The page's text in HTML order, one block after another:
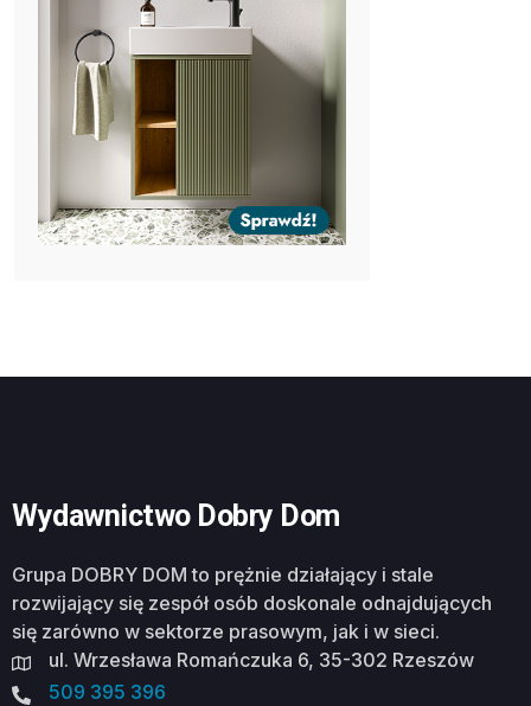
Wydawnictwo Dobry Dom
Grupa DOBRY DOM to prężnie działający i stale
rozwijający się zespół osób doskonale odnajdujących
się zarówno w sektorze prasowym, jak i w sieci.
ul. Wrzesława Romańczuka 6, 35-302 Rzeszów
509 395 396